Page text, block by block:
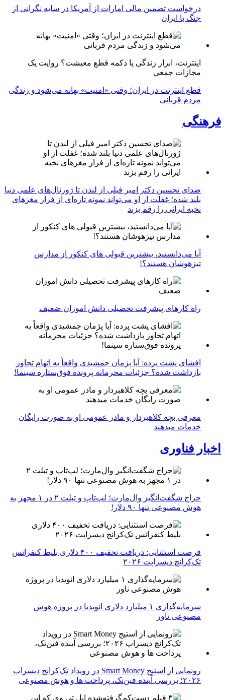
درخواست تضمین مالی امارات از آمریکا در سایه نگرانی از
جنگ با ایران
اینترنت، ابزار زندگی یا دکمه قطع معیشت؟ روایت یک
مجازات جمعی
قطع اینترنت در ایران؛ وقتی «امنیت» بهانه می‌شود و زندگی
مردم قربانی
فرهنگی
صدای تحسین دکتر امیر فیلی از لندن تا ژورنال‌های علمی دنیا
بلند شده؛ غفلت از او می‌تواند نمونه تازه‌ای از فرار مغزهای
نخبه ایرانی را رقم بزند
آیا می‌دانستید، بیشترین قبولی های کنکور از مدارس
تیزهوشان هستند؟!
راه کارهای پیشرفت تحصیلی دانش اموزان ضعیف
افشای پشت پرده: آیا پژمان جمشیدی واقعاً به اتهام تجاوز
بازداشت شده؟ جزئیات محرمانه پرونده فوق‌ستاره سینما!
معرفی بچه کلاهبردار و مادر عمومی او به صورت رایگان
خدمات میدهند
اخبار فناوری
حراج شگفت‌انگیز وال‌مارت؛ لپ‌تاپ و تبلت ۲ در ۱ مجهز به
هوش مصنوعی تنها ۹۰ دلار!
فرصت استثنایی: دریافت تخفیف ۴۰۰ دلاری بلیط کنفرانس
تک‌کرانچ دیسراپت ۲۰۲۶
سرمایه‌گذاری ۱ میلیارد دلاری انویدیا در پروژه هوش
مصنوعی ناور
رونمایی از استیج Smart Money در رویداد تک‌کرانچ دیسراپ
۲۰۲۶؛ بررسی آینده فین‌تک، پرداخت‌ ها و هوش مصنوعی